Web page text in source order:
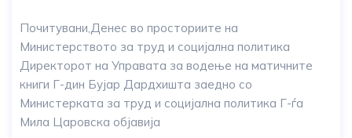
Почитувани,Денес во просториите на
Министерството за труд и социјална политика
Директорот на Управата за водење на матичните
книги Г-дин Бујар Дардхишта заедно со
Министерката за труд и социјална политика Г-ѓа
Мила Царовска објавија